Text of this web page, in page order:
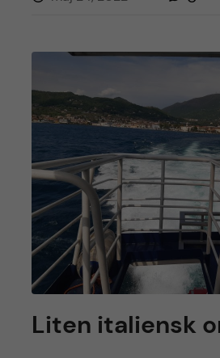
Liten italiensk